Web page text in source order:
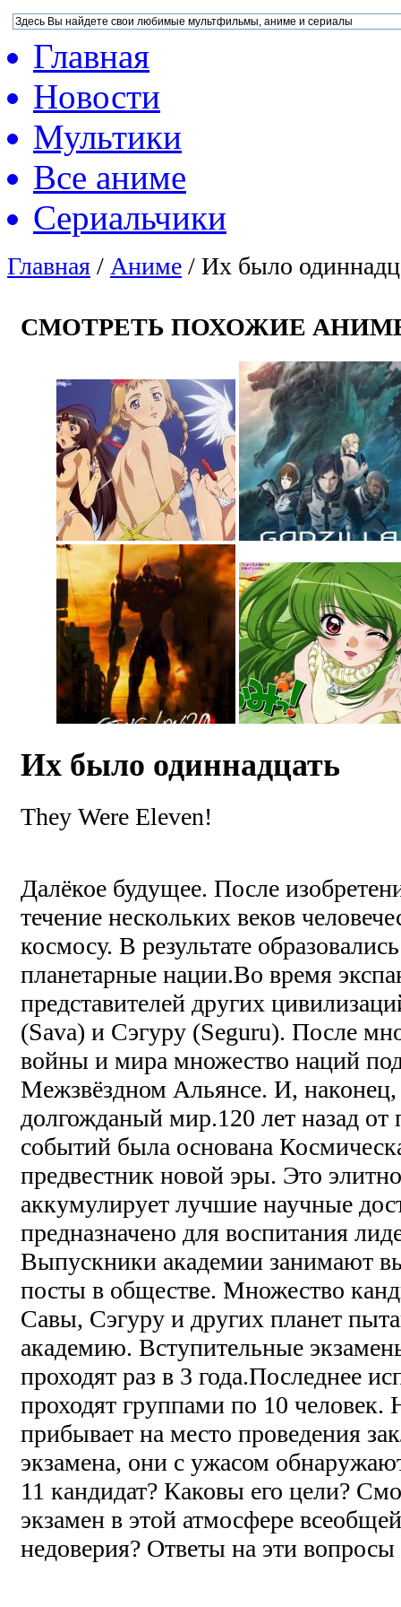
Главная
Новости
Мультики
Все аниме
Сериальчики
Главная / Аниме / Их было
СМОТРЕТЬ ПОХОЖИЕ
Их было одиннадцать
They Were Eleven!
Далёкое будущее. После
течение нескольких веков
космосу. В результате
планетарные нации.Во время
представителей других
(Sava) и Сэгуру (Seguru). После
войны и мира множество наций
Межзвёздном Альянсе. И, наконец,
долгожданый мир.120 лет назад от
событий была основана
предвестник новой эры. Это
аккумулирует лучшие научные
предназначено для воспитания
Выпускники академии занимают
посты в обществе. Множество
Савы, Сэгуру и других планет
академию. Вступительные
проходят раз в 3 года.Последнее
проходят группами по 10 человек.
прибывает на место проведения
экзамена, они с ужасом
11 кандидат? Каковы его цели?
экзамен в этой атмосфере
недоверия? Ответы на эти вопросы